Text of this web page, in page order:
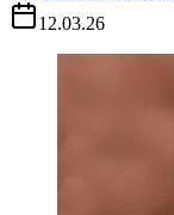
12.03.26